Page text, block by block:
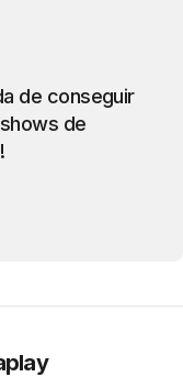
de conseguir
de